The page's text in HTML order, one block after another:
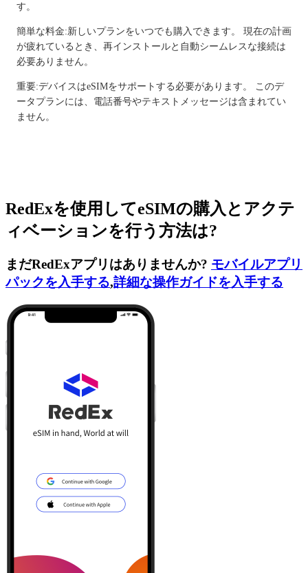
す。
簡単な料金:新しいプランをいつでも購入できます。 現在の計画
が疲れているとき、再インストールと自動シームレスな接続は
必要ありません。
重要:デバイスはeSIMをサポートする必要があります。 このデ
ータプランには、電話番号やテキストメッセージは含まれてい
ません。
RedExを使用してeSIMの購入とアクテ
ィベーションを行う方法は?
まだRedExアプリはありませんか? モバイルアプリ
パックを入手する,詳細な操作ガイドを入手する